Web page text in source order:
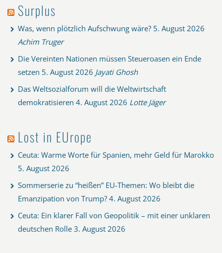
Surplus
Was, wenn plötzlich Aufschwung wäre? 5. August 2026
Achim Truger
Die Vereinten Nationen müssen Steueroasen ein Ende
setzen 5. August 2026 Jayati Ghosh
Das Weltsozialforum will die Weltwirtschaft
demokratisieren 4. August 2026 Lotte Jäger
Lost in EUrope
Ceuta: Warme Worte für Spanien, mehr Geld für Marokko
5. August 2026
Sommerserie zu “heißen” EU-Themen: Wo bleibt die
Emanzipation von Trump? 4. August 2026
Ceuta: Ein klarer Fall von Geopolitik – mit einer unklaren
deutschen Rolle 3. August 2026